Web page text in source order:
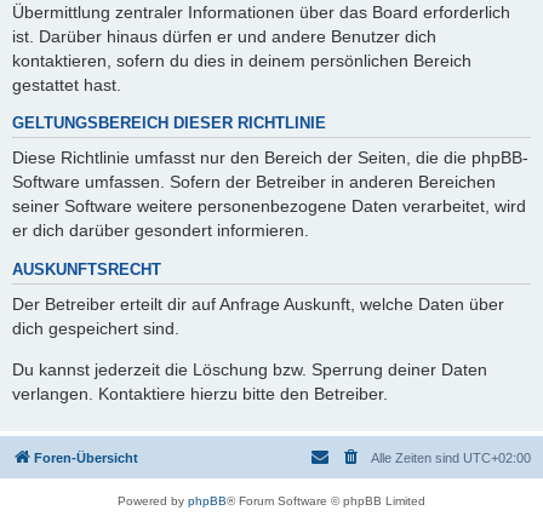
Übermittlung zentraler Informationen über das Board erforderlich
ist. Darüber hinaus dürfen er und andere Benutzer dich
kontaktieren, sofern du dies in deinem persönlichen Bereich
gestattet hast.
GELTUNGSBEREICH DIESER RICHTLINIE
Diese Richtlinie umfasst nur den Bereich der Seiten, die die phpBB-
Software umfassen. Sofern der Betreiber in anderen Bereichen
seiner Software weitere personenbezogene Daten verarbeitet, wird
er dich darüber gesondert informieren.
AUSKUNFTSRECHT
Der Betreiber erteilt dir auf Anfrage Auskunft, welche Daten über
dich gespeichert sind.
Du kannst jederzeit die Löschung bzw. Sperrung deiner Daten
verlangen. Kontaktiere hierzu bitte den Betreiber.
Foren-Übersicht Alle Zeiten sind UTC+02:00
Powered by phpBB® Forum Software © phpBB Limited